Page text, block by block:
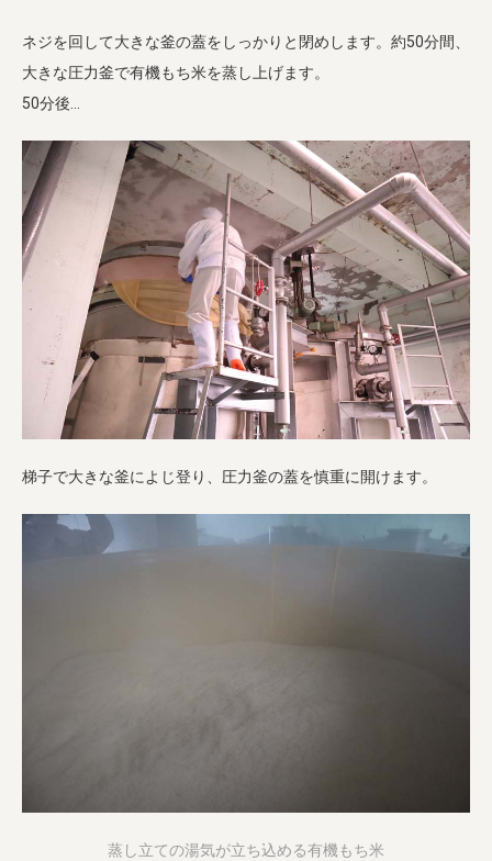
ネジを回して大きな釜の蓋をしっかりと閉めします。約50分間、
大きな圧力釜で有機もち米を蒸し上げます。
50分後…
梯子で大きな釜によじ登り、圧力釜の蓋を慎重に開けます。
蒸し立ての湯気が立ち込める有機もち米